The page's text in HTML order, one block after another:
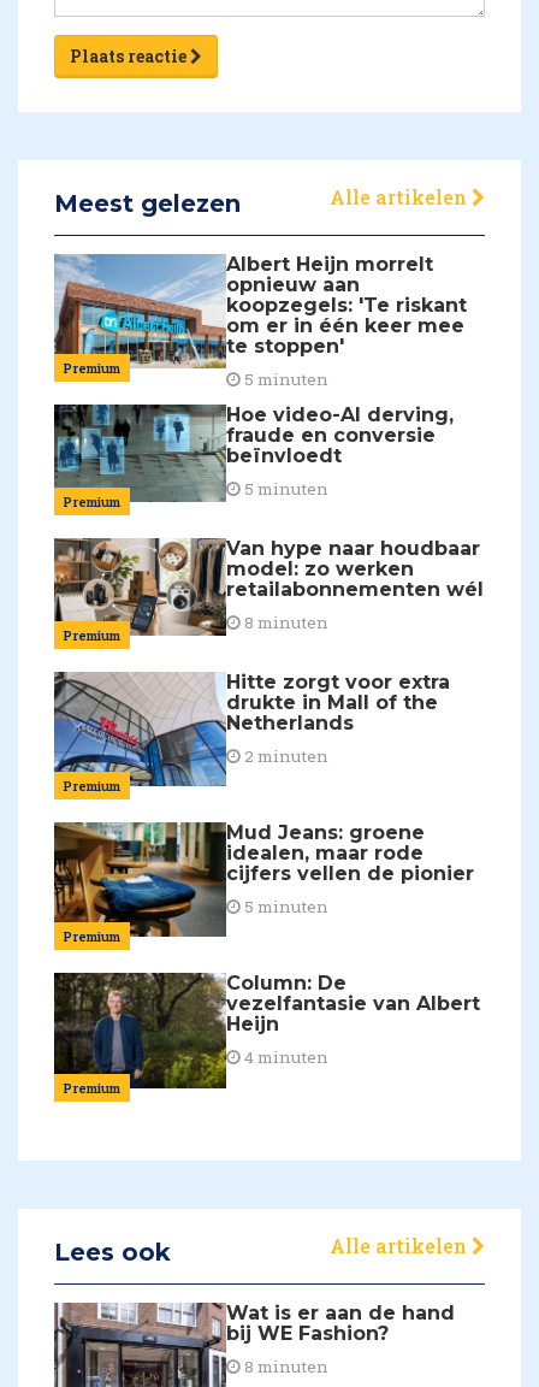
Plaats reactie
Meest gelezen Alle artikelen
Premium
Albert Heijn morrelt
opnieuw aan
koopzegels: 'Te riskant
om er in één keer mee
te stoppen'
5 minuten
Premium
Hoe video-AI derving,
fraude en conversie
beïnvloedt
5 minuten
Premium
Van hype naar houdbaar
model: zo werken
retailabonnementen wél
8 minuten
Premium
Hitte zorgt voor extra
drukte in Mall of the
Netherlands
2 minuten
Premium
Mud Jeans: groene
idealen, maar rode
cijfers vellen de pionier
5 minuten
Premium
Column: De
vezelfantasie van Albert
Heijn
4 minuten
Lees ook Alle artikelen
Wat is er aan de hand
bij WE Fashion?
8 minuten